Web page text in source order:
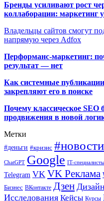
Бренды усиливают рост
коллаборации: маркетинг
Владельцы сайтов смогут
напрямую через Adfox
Перформанс-маркетинг:
результат — нет
Как системные
закрепляют его в поиске
Почему классическое SEO
продвижения в новой
Метки
#деньги #кризис
ChatGPT Google IT-специалисты
Telegram VK VK Реклама
Бизнес ВКонтакте Дзен Дизайн
Исследования Кейсы Курсы